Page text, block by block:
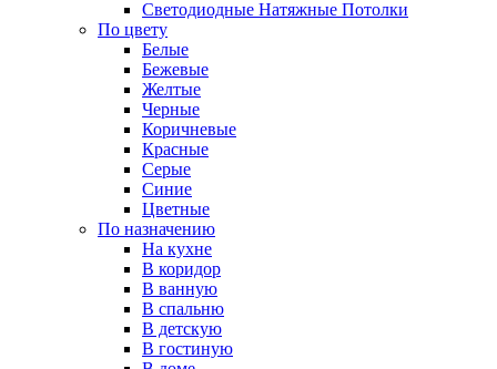
Светодиодные Натяжные Потолки
По цвету
Белые
Бежевые
Желтые
Черные
Коричневые
Красные
Серые
Синие
Цветные
По назначению
На кухне
В коридор
В ванную
В спальню
В детскую
В гостиную